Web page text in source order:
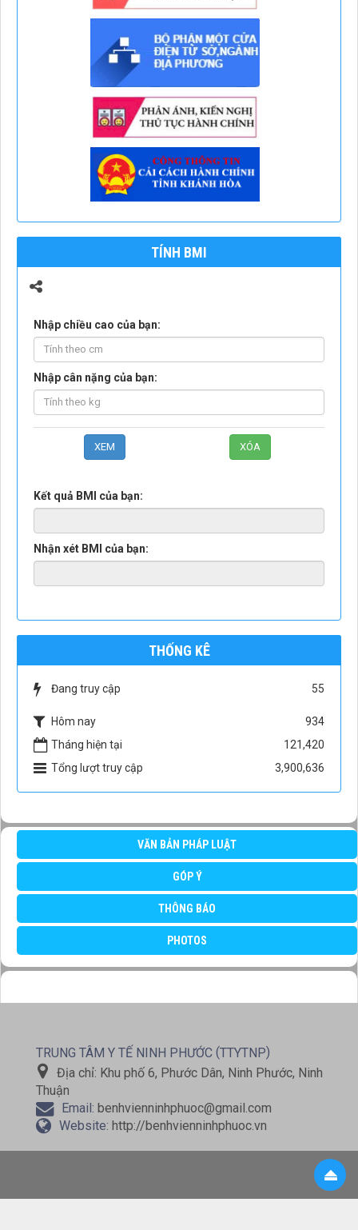
TÍNH BMI
Nhập chiều cao của bạn:
Nhập cân nặng của bạn:
Kết quả BMI của bạn:
Nhận xét BMI của bạn:
THỐNG KÊ
Đang truy cập 55
Hôm nay
934
Tháng hiện tại
121,420
Tổng lượt truy cập
3,900,636
VĂN BẢN PHÁP LUẬT
GÓP Ý
THÔNG BÁO
PHOTOS
TRUNG TÂM Y TẾ NINH PHƯỚC (TTYTNP)
Địa chỉ: Khu phố 6, Phước Dân, Ninh Phước, Ninh
Thuận
Email: benhvienninhphuoc@gmail.com
Website: http://benhvienninhphuoc.vn